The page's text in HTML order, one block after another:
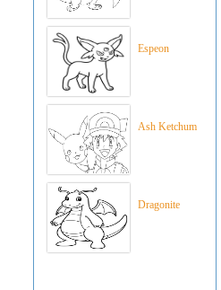
Espeon
Ash Ketchum
Dragonite